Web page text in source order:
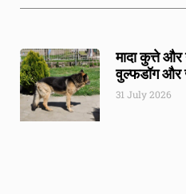
मादा कुत्ते
वुल्फडॉग और
31 July 2026